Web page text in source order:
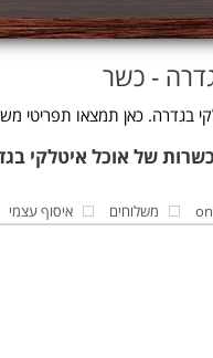
- כשר
בגדרה. כאן תמצאו תפריטי
משלוחים איסוף עצמי